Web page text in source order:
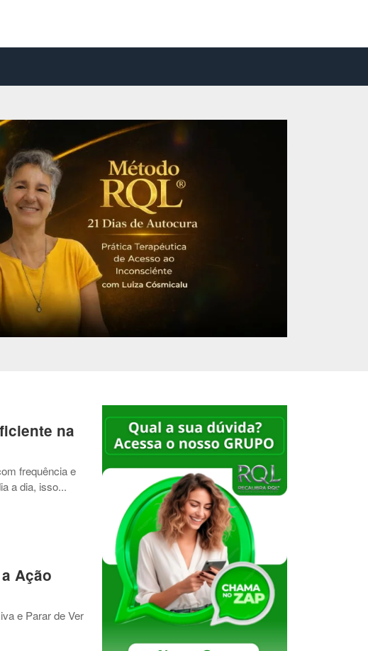
na
frequência e
a dia, isso...
Ação
e Parar de Ver